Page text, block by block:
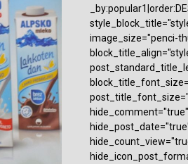
image_size="penci-
hide_comment="true"